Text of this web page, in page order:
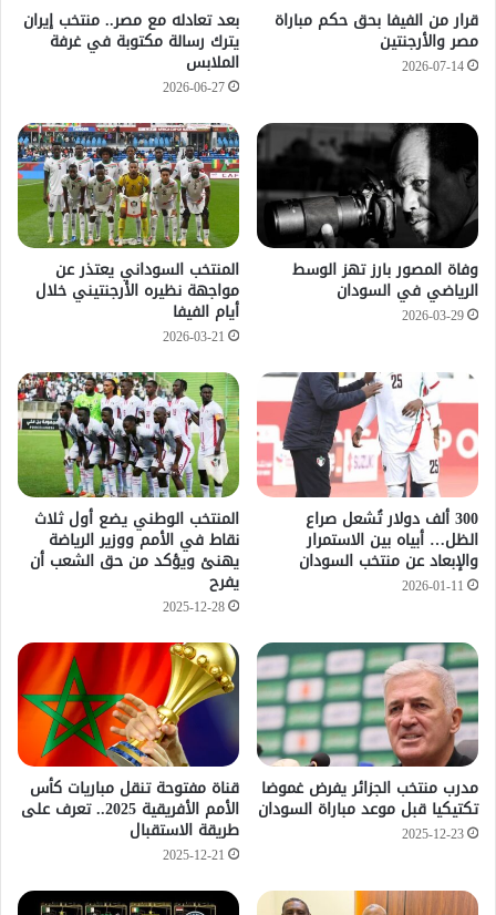
قرار من الفيفا بحق حكم مباراة
مصر والأرجنتين
2026-07-14
بعد تعادله مع مصر.. منتخب إيران
يترك رسالة مكتوبة في غرفة
الملابس
2026-06-27
وفاة المصور بارز تهز الوسط
الرياضي في السودان
2026-03-29
المنتخب السوداني يعتذر عن
مواجهة نظيره الأرجنتيني خلال
أيام الفيفا
2026-03-21
300 ألف دولار تُشعل صراع
الظل… أبياه بين الاستمرار
والإبعاد عن منتخب السودان
2026-01-11
المنتخب الوطني يضع أول ثلاث
نقاط في الأمم ووزير الرياضة
يهنئ ويؤكد من حق الشعب أن
يفرح
2025-12-28
مدرب منتخب الجزائر يفرض غموضا
تكتيكيا قبل موعد مباراة السودان
2025-12-23
قناة مفتوحة تنقل مباريات كأس
الأمم الأفريقية 2025.. تعرف على
طريقة الاستقبال
2025-12-21